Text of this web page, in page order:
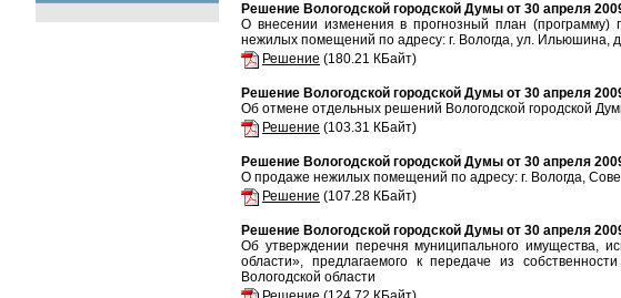
Решение Вологодской городской Думы от 30 апреля
О внесении изменения в прогнозный план (программу)
нежилых помещений по адресу: г. Вологда, ул. Ильюшина,
Решение (180.21 КБайт)
Решение Вологодской городской Думы от 30 апреля
Об отмене отдельных решений Вологодской городской
Решение (103.31 КБайт)
Решение Вологодской городской Думы от 30 апреля
О продаже нежилых помещений по адресу: г. Вологда,
Решение (107.28 КБайт)
Решение Вологодской городской Думы от 30 апреля
Об утверждении перечня муниципального имущества,
области», предлагаемого к передаче из
Вологодской области